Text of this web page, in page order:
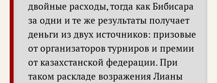
двойные расходы, тогда как Бибисара
за одни и те же результаты получает
деньги из двух источников: призовые
от организаторов турниров и премии
от казахстанской федерации. При
таком раскладе возражения Лианы